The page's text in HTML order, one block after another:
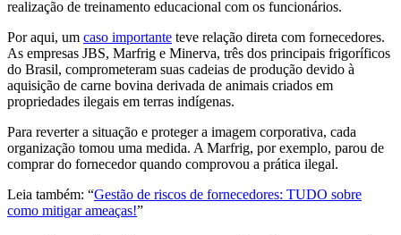
realização de treinamento educacional com os funcionários.
Por aqui, um caso importante teve relação direta com fornecedores.
As empresas JBS, Marfrig e Minerva, três dos principais frigoríficos
do Brasil, comprometeram suas cadeias de produção devido à
aquisição de carne bovina derivada de animais criados em
propriedades ilegais em terras indígenas.
Para reverter a situação e proteger a imagem corporativa, cada
organização tomou uma medida. A Marfrig, por exemplo, parou de
comprar do fornecedor quando comprovou a prática ilegal.
Leia também: “Gestão de riscos de fornecedores: TUDO sobre
como mitigar ameaças!”